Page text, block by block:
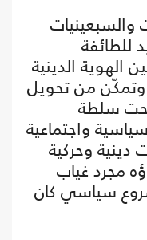
والسبعينيات
الهوية الدينية
وتمكّن من تحويل
سلطة
واجتماعية
وحركية
مجرد غياب
سياسي كان